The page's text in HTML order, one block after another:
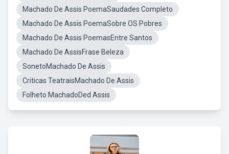
Machado De Assis PoemaSaudades Completo
Machado De Assis PoemaSobre OS Pobres
Machado De Assis PoemasEntre Santos
Machado De AssisFrase Beleza
SonetoMachado De Assis
Criticas TeatraisMachado De Assis
Folheto MachadoDed Assis